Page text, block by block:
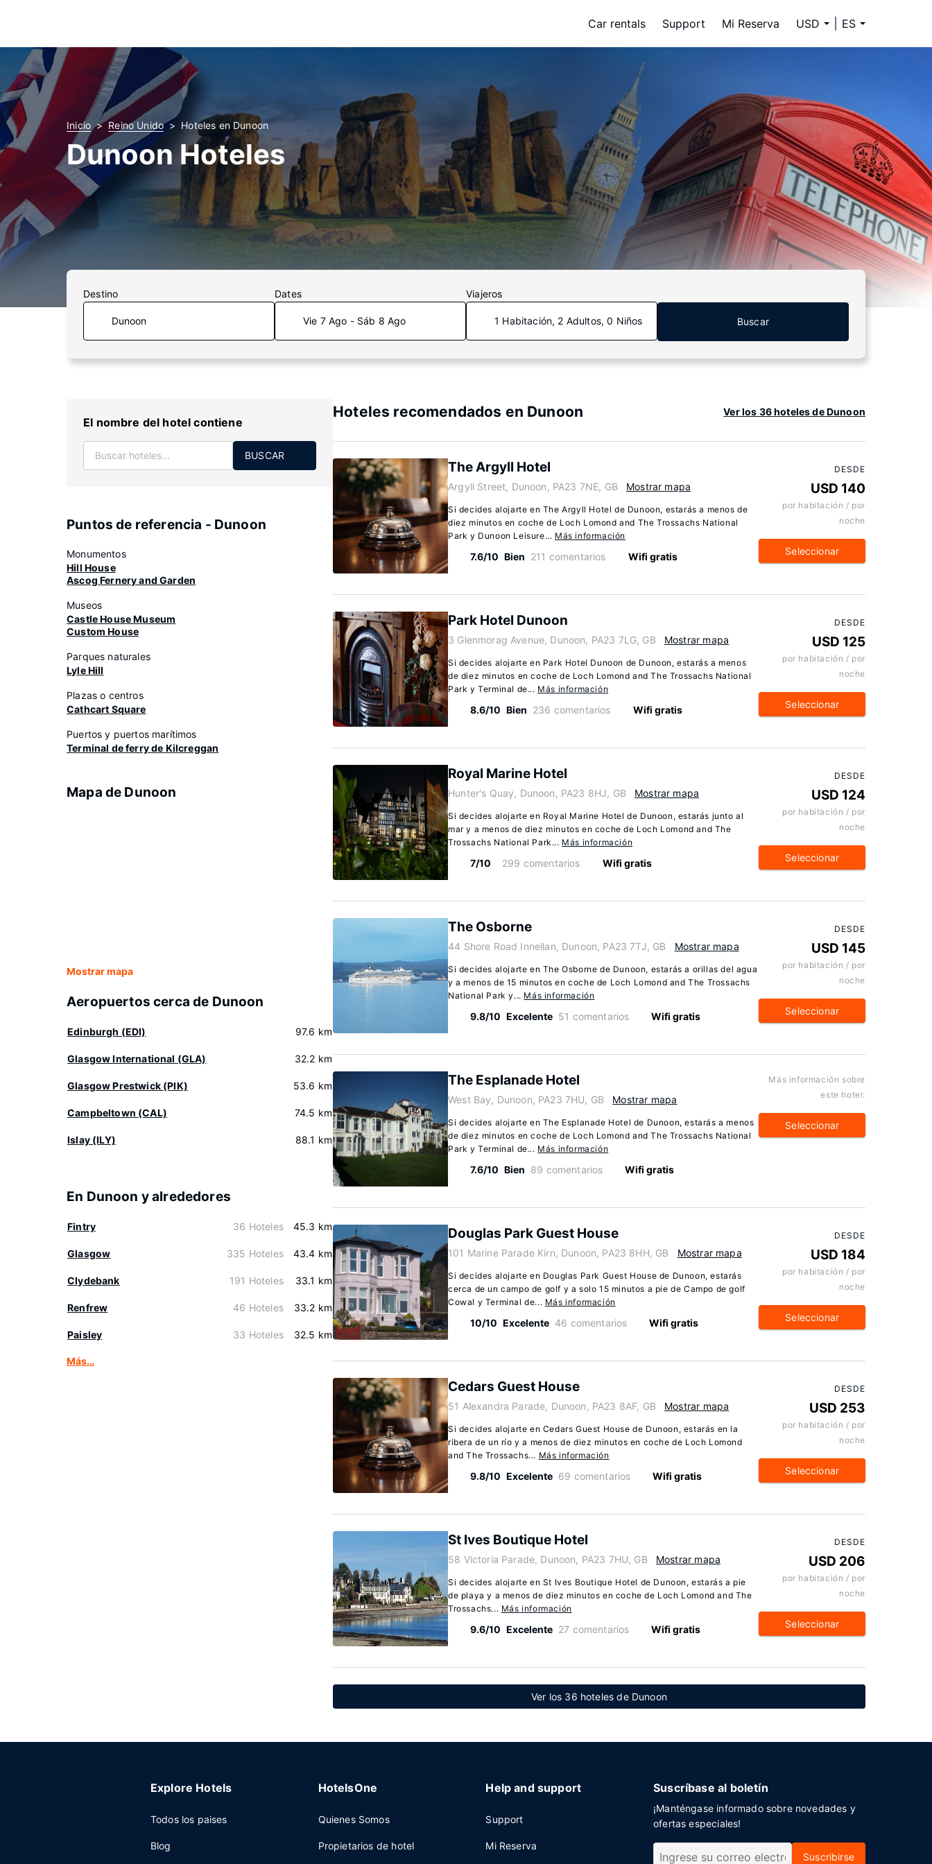
Car rentals Support Mi Reserva USD ES
Inicio Reino Unido Hoteles en Dunoon
Dunoon Hoteles
Destino Dates
Vie 7 Ago - Sáb 8 Ago
Viajeros
1 Habitación, 2 Adultos, 0 Niños Buscar
El nombre del hotel contiene
BUSCAR
Puntos de referencia - Dunoon
Monumentos
Hill House
Ascog Fernery and Garden
Museos
Castle House Museum
Custom House
Parques naturales
Lyle Hill
Plazas o centros
Cathcart Square
Puertos y puertos marítimos
Terminal de ferry de Kilcreggan
Mapa de Dunoon
Mostrar mapa
Aeropuertos cerca de Dunoon
Edinburgh (EDI) 97.6 km
Glasgow International (GLA) 32.2 km
Glasgow Prestwick (PIK) 53.6 km
Campbeltown (CAL) 74.5 km
Islay (ILY) 88.1 km
En Dunoon y alrededores
Fintry 36 Hoteles 45.3 km
Glasgow 335 Hoteles 43.4 km
Clydebank 191 Hoteles 33.1 km
Renfrew 46 Hoteles 33.2 km
Paisley 33 Hoteles 32.5 km
Más…
Hoteles recomendados en Dunoon Ver los 36 hoteles de Dunoon
The Argyll Hotel
Argyll Street, Dunoon, PA23 7NE, GB Mostrar mapa
Si decides alojarte en The Argyll Hotel de Dunoon, estarás a menos de
diez minutos en coche de Loch Lomond and The Trossachs National
Park y Dunoon Leisure... Más información
7.6/10 Bien 211 comentarios Wifi gratis
DESDE
USD 140
por habitación / por
noche
Seleccionar
Park Hotel Dunoon
3 Glenmorag Avenue, Dunoon, PA23 7LG, GB Mostrar mapa
Si decides alojarte en Park Hotel Dunoon de Dunoon, estarás a menos
de diez minutos en coche de Loch Lomond and The Trossachs National
Park y Terminal de... Más información
8.6/10 Bien 236 comentarios Wifi gratis
DESDE
USD 125
por habitación / por
noche
Seleccionar
Royal Marine Hotel
Hunter's Quay, Dunoon, PA23 8HJ, GB Mostrar mapa
Si decides alojarte en Royal Marine Hotel de Dunoon, estarás junto al
mar y a menos de diez minutos en coche de Loch Lomond and The
Trossachs National Park... Más información
7/10 299 comentarios Wifi gratis
DESDE
USD 124
por habitación / por
noche
Seleccionar
The Osborne
44 Shore Road Innellan, Dunoon, PA23 7TJ, GB Mostrar mapa
Si decides alojarte en The Osborne de Dunoon, estarás a orillas del agua
y a menos de 15 minutos en coche de Loch Lomond and The Trossachs
National Park y... Más información
9.8/10 Excelente 51 comentarios Wifi gratis
DESDE
USD 145
por habitación / por
noche
Seleccionar
The Esplanade Hotel
West Bay, Dunoon, PA23 7HU, GB Mostrar mapa
Si decides alojarte en The Esplanade Hotel de Dunoon, estarás a menos
de diez minutos en coche de Loch Lomond and The Trossachs National
Park y Terminal de... Más información
7.6/10 Bien 89 comentarios Wifi gratis
Más información sobre
este hotel:
Seleccionar
Douglas Park Guest House
101 Marine Parade Kirn, Dunoon, PA23 8HH, GB Mostrar mapa
Si decides alojarte en Douglas Park Guest House de Dunoon, estarás
cerca de un campo de golf y a solo 15 minutos a pie de Campo de golf
Cowal y Terminal de... Más información
10/10 Excelente 46 comentarios Wifi gratis
DESDE
USD 184
por habitación / por
noche
Seleccionar
Cedars Guest House
51 Alexandra Parade, Dunoon, PA23 8AF, GB Mostrar mapa
Si decides alojarte en Cedars Guest House de Dunoon, estarás en la
ribera de un río y a menos de diez minutos en coche de Loch Lomond
and The Trossachs... Más información
9.8/10 Excelente 69 comentarios Wifi gratis
DESDE
USD 253
por habitación / por
noche
Seleccionar
St Ives Boutique Hotel
58 Victoria Parade, Dunoon, PA23 7HU, GB Mostrar mapa
Si decides alojarte en St Ives Boutique Hotel de Dunoon, estarás a pie
de playa y a menos de diez minutos en coche de Loch Lomond and The
Trossachs... Más información
9.6/10 Excelente 27 comentarios Wifi gratis
DESDE
USD 206
por habitación / por
noche
Seleccionar
Ver los 36 hoteles de Dunoon
Explore Hotels
Todos los paises
Blog
HotelsOne
Quienes Somos
Propietarios de hotel
Help and support
Support
Mi Reserva
Suscríbase al boletín
¡Manténgase informado sobre novedades y
ofertas especiales!
Suscribirse